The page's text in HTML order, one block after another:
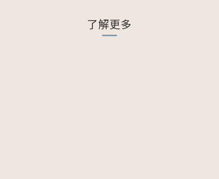
了解更多